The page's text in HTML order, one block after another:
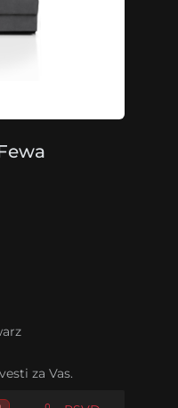
za Vas.